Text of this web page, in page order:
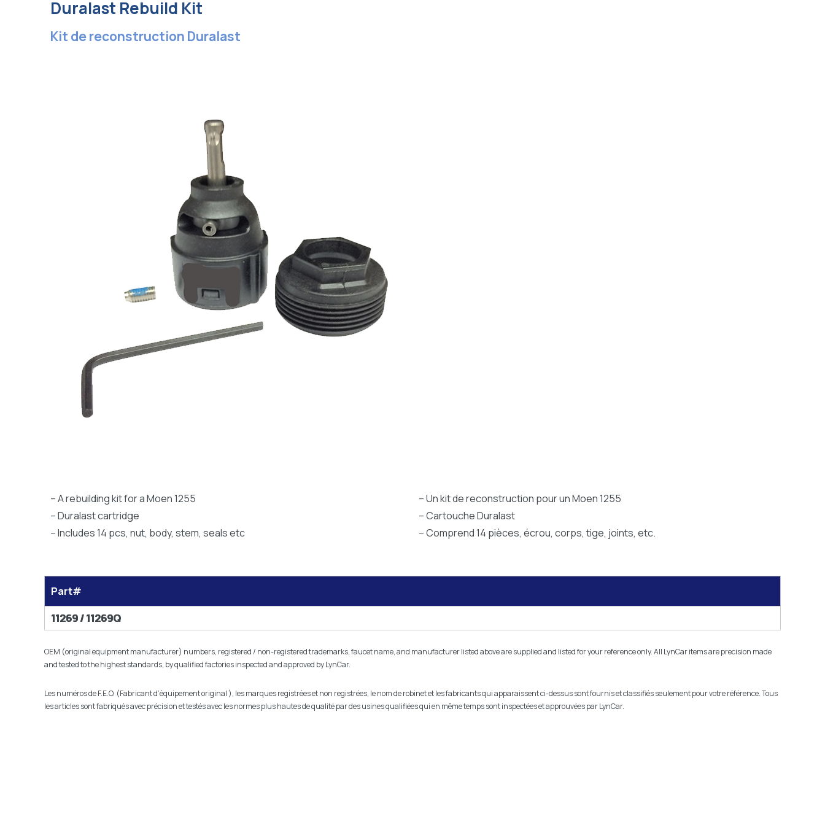
Duralast Rebuild Kit
Kit de reconstruction Duralast
– A rebuilding kit for a Moen 1255
– Duralast cartridge
– Includes 14 pcs, nut, body, stem, seals etc
– Un kit de reconstruction pour un Moen 1255
– Cartouche Duralast
– Comprend 14 pièces, écrou, corps, tige, joints, etc.
Part#
11269 / 11269Q
OEM (original equipment manufacturer) numbers, registered / non-registered trademarks, faucet name, and manufacturer listed above are supplied and listed for your reference only. All LynCar items are precision made
and tested to the highest standards, by qualified factories inspected and approved by LynCar.
Les numéros de F.E.O. (Fabricant d’équipement original ), les marques registrées et non registrées, le nom de robinet et les fabricants qui apparaissent ci-dessus sont fournis et classifiés seulement pour votre référence. Tous
les articles sont fabriqués avec précision et testés avec les normes plus hautes de qualité par des usines qualifiées qui en même temps sont inspectées et approuvées par LynCar.